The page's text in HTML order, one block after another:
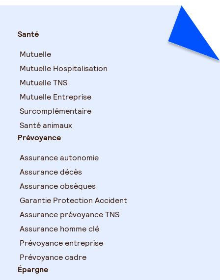
Santé
Mutuelle
Mutuelle Hospitalisation
Mutuelle TNS
Mutuelle Entreprise
Surcomplémentaire
Santé animaux
Prévoyance
Assurance autonomie
Assurance décès
Assurance obsèques
Garantie Protection Accident
Assurance prévoyance TNS
Assurance homme clé
Prévoyance entreprise
Prévoyance cadre
Épargne